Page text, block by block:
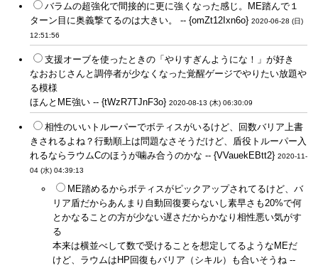
バラムの超強化で間接的に更に強くなった感じ。ME踏んで１
ターン目に奥義撃てるのは大きい。 -- {omZt12Ixn6o} 2020-06-28 (日)
12:51:56
支援オーブを使ったときの「やりすぎんようにな！」が好き
なおおじさんと調停者が少なくなった覚醒ゲージでやりたい放題や
る模様
ほんとME強い -- {tWzR7TJnF3o} 2020-08-13 (木) 06:30:09
相性のいいトルーパーでボティスがいるけど、回数バリア上書
きされるよね？行動順上は問題なさそうだけど、盾役トルーパー入
れるならラウムCのほうが噛み合うのかな -- {VVauekEBtt2} 2020-11-
04 (水) 04:39:13
ME踏めるからボティスがピックアップされてるけど、バ
リア盾だからあんまり自動回復要らないし素早さも20%で何
とかなることの方が少ない遅さだからかなり相性悪い気がす
る
本来は横並べして数で受けることを想定してるようなMEだ
けど、ラウムはHP回復もバリア（シキル）も合いそうね --